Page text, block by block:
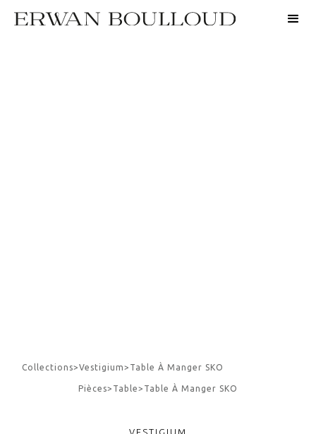
Collections>Vestigium> Table À Manger SKO
Pièces> Table> Table À Manger SKO
VESTIGIUM